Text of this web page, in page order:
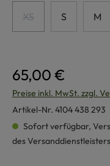
XS
(Diese Option ist
S M
65,00 €
Preise inkl. MwSt. zzgl.
Artikel-Nr. 4104 438 293
Sofort verfügbar,
des Versanddienstleisters